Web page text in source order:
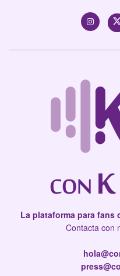
La plataforma para fans
Contacta con